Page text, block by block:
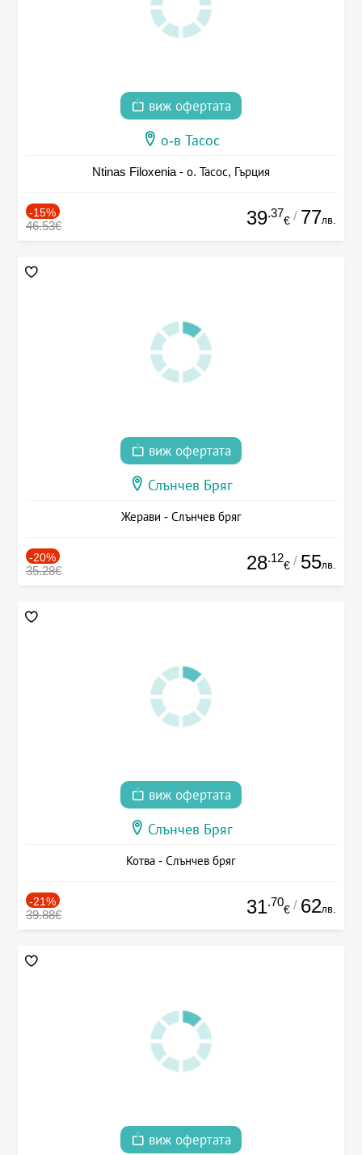
виж офертата
о-в Тасос
Ntinas Filoxenia - о. Тасос, Гърция
-15%
46.53€ 39.37
€ / 77лв.
виж офертата
Слънчев Бряг
Жерави - Слънчев бряг
-20%
35.28€ 28.12
€ / 55лв.
виж офертата
Слънчев Бряг
Котва - Слънчев бряг
-21%
39.88€ 31.70
€ / 62лв.
виж офертата